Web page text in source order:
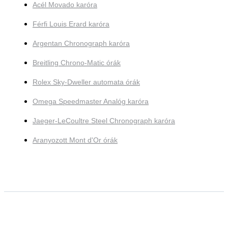
Acél Movado karóra
Férfi Louis Erard karóra
Argentan Chronograph karóra
Breitling Chrono-Matic órák
Rolex Sky-Dweller automata órák
Omega Speedmaster Analóg karóra
Jaeger-LeCoultre Steel Chronograph karóra
Aranyozott Mont d'Or órák